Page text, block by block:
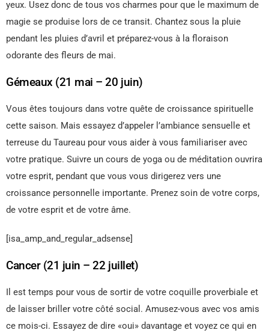
yeux. Usez donc de tous vos charmes pour que le maximum de
magie se produise lors de ce transit. Chantez sous la pluie
pendant les pluies d’avril et préparez-vous à la floraison
odorante des fleurs de mai.
Gémeaux (21 mai – 20 juin)
Vous êtes toujours dans votre quête de croissance spirituelle
cette saison. Mais essayez d’appeler l’ambiance sensuelle et
terreuse du Taureau pour vous aider à vous familiariser avec
votre pratique. Suivre un cours de yoga ou de méditation ouvrira
votre esprit, pendant que vous vous dirigerez vers une
croissance personnelle importante. Prenez soin de votre corps,
de votre esprit et de votre âme.
[isa_amp_and_regular_adsense]
Cancer (21 juin – 22 juillet)
Il est temps pour vous de sortir de votre coquille proverbiale et
de laisser briller votre côté social. Amusez-vous avec vos amis
ce mois-ci. Essayez de dire «oui» davantage et voyez ce qui en